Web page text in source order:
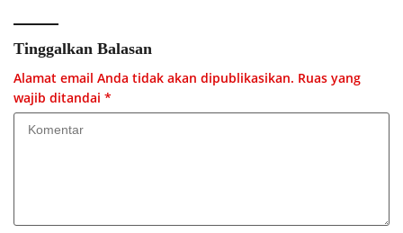
Tinggalkan Balasan
Alamat email Anda tidak akan dipublikasikan. Ruas yang
wajib ditandai *